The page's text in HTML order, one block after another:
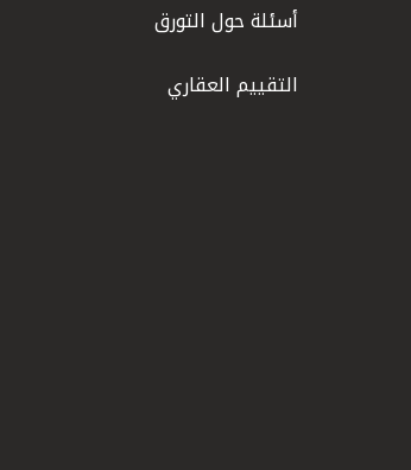
أسئلة حول التورق
التقييم العقاري